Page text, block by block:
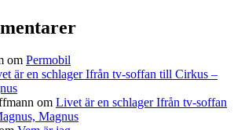
om Permobil
är en schlager Ifrån tv-soffan till Cirkus –
om Livet är en schlager Ifrån tv-soffan
Magnus